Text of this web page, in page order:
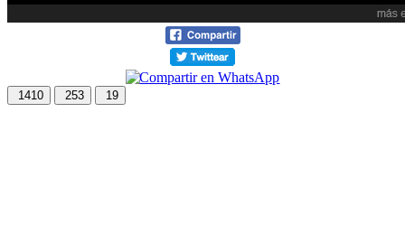
1410 253 19